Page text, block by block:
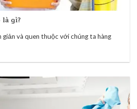
là gì?
và quen thuộc với chúng ta hàng